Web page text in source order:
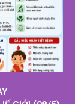
Hòa Hưng